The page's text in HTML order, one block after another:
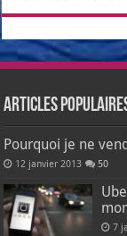
Articles
Pourquoi je ne
12 janvier 2013 50
7